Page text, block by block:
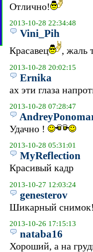
Отлично!
2013-10-28 22:34:48
Vini_Pih
Красавец , жаль
2013-10-28 20:02:15
Ernika
ах эти глаза
2013-10-28 07:28:47
Удачно !
2013-10-28 05:31:01
MyReflection
Красивый кадр
2013-10-27 12:03:24
genesterov
Шикарный
2013-10-26 17:15:13
nataba16
Хороший, а на